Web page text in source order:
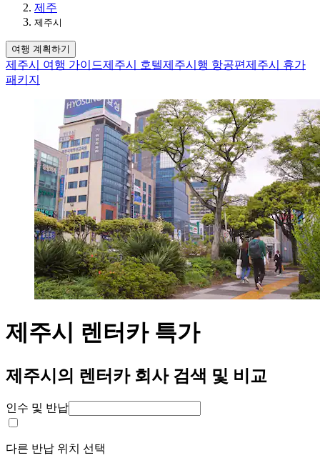
제주
제주시
여행 계획하기
제주시 여행 가이드제주시 호텔제주시행 항공편제주시 휴가
패키지
제주시 렌터카 특가
제주시의 렌터카 회사 검색 및 비교
인수 및 반납
다른 반납 위치 선택